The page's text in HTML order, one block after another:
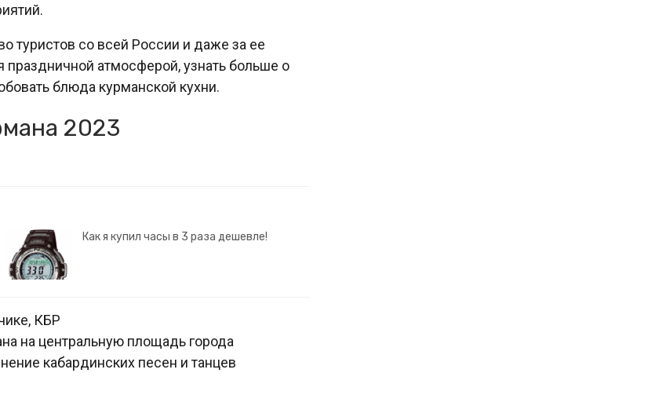
туристов со всей России и даже за ее
праздничной атмосферой, узнать больше о
блюда курманской кухни.
2023
Как я купил часы в 3 раза дешевле!
КБР
на центральную площадь города
кабардинских песен и танцев